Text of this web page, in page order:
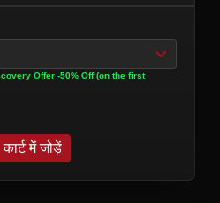
Offer -50% Off (on the first
कार्ट में जोड़ें